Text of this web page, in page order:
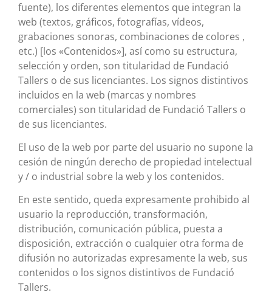
fuente), los diferentes elementos que integran la
web (textos, gráficos, fotografías, vídeos,
grabaciones sonoras, combinaciones de colores ,
etc.) [los «Contenidos»], así como su estructura,
selección y orden, son titularidad de Fundació
Tallers o de sus licenciantes. Los signos distintivos
incluidos en la web (marcas y nombres
comerciales) son titularidad de Fundació Tallers o
de sus licenciantes.
El uso de la web por parte del usuario no supone la
cesión de ningún derecho de propiedad intelectual
y / o industrial sobre la web y los contenidos.
En este sentido, queda expresamente prohibido al
usuario la reproducción, transformación,
distribución, comunicación pública, puesta a
disposición, extracción o cualquier otra forma de
difusión no autorizadas expresamente la web, sus
contenidos o los signos distintivos de Fundació
Tallers.